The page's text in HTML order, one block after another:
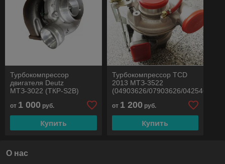
Турбокомпрессор
двигателя Deutz
МТЗ-3022 (ТКР-S2B)
от 1 000 руб.
Купить
Турбокомпрессор TCD
2013 МТЗ-3522
(04903626/07903626/04254676)
от 1 200 руб.
Купить
О нас